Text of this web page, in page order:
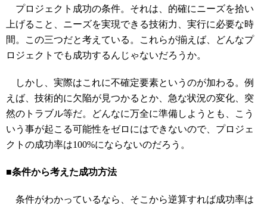
プロジェクト成功の条件。それは、的確にニーズを拾い
上げること、ニーズを実現できる技術力、実行に必要な時
間。この三つだと考えている。これらが揃えば、どんなプ
ロジェクトでも成功するんじゃないだろうか。
しかし、実際はこれに不確定要素というのが加わる。例
えば、技術的に欠陥が見つかるとか、急な状況の変化、突
然のトラブル等だ。どんなに万全に準備しようとも、こう
いう事が起こる可能性をゼロにはできないので、プロジェ
クトの成功率は100%にならないのだろう。
■条件から考えた成功方法
条件がわかっているなら、そこから逆算すれば成功率は